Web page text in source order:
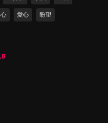
集 心的自由
集 勇敢站立
愛心 盼望